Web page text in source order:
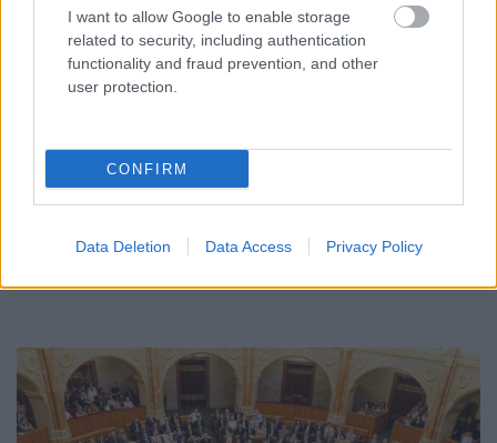
I want to allow Google to enable storage
related to security, including authentication
functionality and fraud prevention, and other
user protection.
CONFIRM
Data Deletion Data Access Privacy Policy
- LETILTOTTA A GOOGLE A VÉDVONAL LEVELEZŐ
szolgáltatást használt, hogy megvédje a Fidesz maradékát.